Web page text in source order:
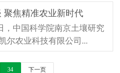
聚焦精准农业新时代
，中国科学院南京土壤研究
尔农业科技有限公司...
34 下一页